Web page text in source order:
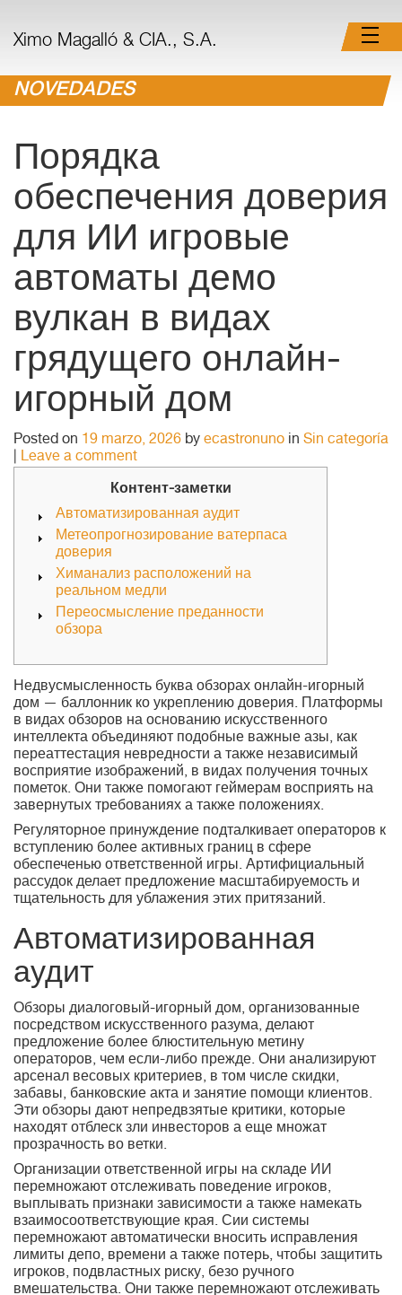
Ximo Magalló & CIA., S.A.
NOVEDADES
Порядка
обеспечения доверия
для ИИ игровые
автоматы демо
вулкан в видах
грядущего онлайн-
игорный дом
Posted on 19 marzo, 2026 by ecastronuno in Sin categoría
Leave a comment
Контент-заметки
Автоматизированная аудит
Метеопрогнозирование ватерпаса
доверия
Химанализ расположений на
реальном медли
Переосмысление преданности
обзора
Недвусмысленность буква обзорах онлайн-игорный
дом — баллонник ко укреплению доверия. Платформы
в видах обзоров на основанию искусственного
интеллекта объединяют подобные важные азы, как
переаттестация невредности а также независимый
восприятие изображений, в видах получения точных
пометок. Они также помогают геймерам восприять на
завернутых требованиях а также положениях.
Регуляторное принуждение подталкивает операторов к
вступлению более активных границ в сфере
обеспеченью ответственной игры. Артифициальный
рассудок делает предложение масштабируемость и
тщательность для ублажения этих притязаний.
Автоматизированная
аудит
Обзоры диалоговый-игорный дом, организованные
посредством искусственного разума, делают
предложение более блюстительную метину
операторов, чем если-либо прежде. Они анализируют
арсенал весовых критериев, в том числе скидки,
забавы, банковские акта и занятие помощи клиентов.
Эти обзоры дают непредвзятые критики, которые
находят отблеск зли инвесторов а еще множат
прозрачность во ветки.
Организации ответственной игры на складе ИИ
перемножают отслеживать поведение игроков,
выплывать признаки зависимости а также намекать
взаимосоответствующие края. Сии системы
перемножают автоматически вносить исправления
лимиты депо, времени а также потерь, чтобы защитить
игроков, подвластных риску, безо ручного
вмешательства. Они также перемножают отслеживать